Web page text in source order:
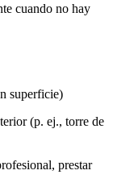
cuando no hay
superficie)
(p. ej., torre de
prestar